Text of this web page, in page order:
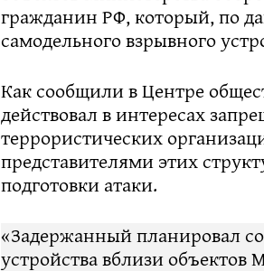
гражданин РФ, который, по
самодельного взрывного
Как сообщили в Центре
действовал в интересах
террористических
представителями этих
подготовки атаки.
«Задержанный планировал
устройства вблизи